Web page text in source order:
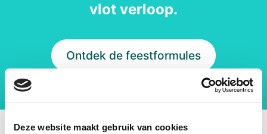
Deze website maakt gebruik van cookies
vlot verloop.
Ontdek de feestformules